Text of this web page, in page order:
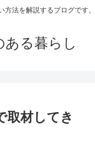
法を解説するブログです。
ある暮らし
取材してき